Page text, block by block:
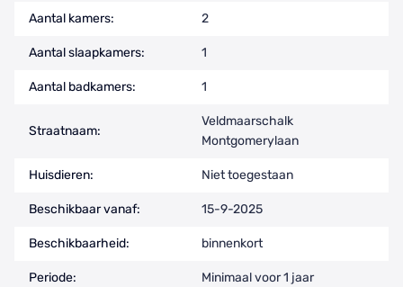
Aantal kamers: 2
Aantal slaapkamers: 1
Aantal badkamers: 1
Straatnaam:
Veldmaarschalk
Montgomerylaan
Huisdieren: Niet toegestaan
Beschikbaar vanaf: 15-9-2025
Beschikbaarheid: binnenkort
Periode: Minimaal voor 1 jaar